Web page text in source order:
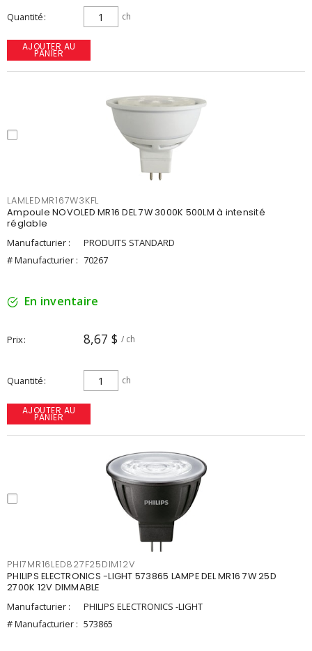
Quantité ch
AJOUTER AU
PANIER
LAMLEDMR167W3KFL
Ampoule NOVOLED MR16 DEL 7W 3000K 500LM à intensité
réglable
Manufacturier :
PRODUITS STANDARD
# Manufacturier : 70267
En inventaire
Prix 8,67 $ / ch
Quantité ch
AJOUTER AU
PANIER
PHI7MR16LED827F25DIM12V
PHILIPS ELECTRONICS -LIGHT 573865 LAMPE DEL MR16 7W 25D
2700K 12V DIMMABLE
Manufacturier :
PHILIPS ELECTRONICS -LIGHT
# Manufacturier : 573865